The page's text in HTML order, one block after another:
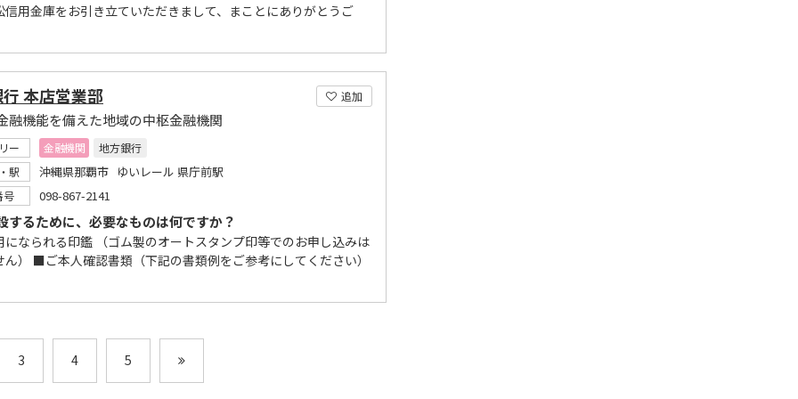
信用金庫をお引き立ていただきまして、まことにありがとうご
追加
本店営業部
融機能を備えた地域の中枢金融機関
ー 金融機関
地方銀行
駅
沖縄県那覇市 ゆいレール 県庁前駅
号 098-867-2141
するために、必要なものは何ですか？
なられる印鑑 （ゴム製のオートスタンプ印等でのお申し込みは
ん） ■ご本人確認書類（下記の書類例をご参考にしてください）
3 4 5